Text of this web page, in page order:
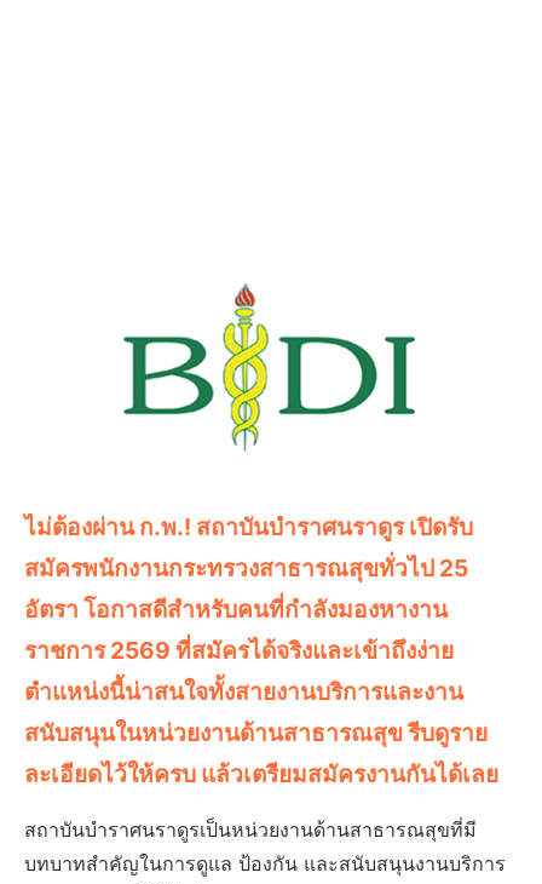
ไม่ต้องผ่าน ก.พ.! สถาบันบำราศนราดูร เปิดรับ
สมัครพนักงานกระทรวงสาธารณสุขทั่วไป 25
อัตรา โอกาสดีสำหรับคนที่กำลังมองหางาน
ราชการ 2569 ที่สมัครได้จริงและเข้าถึงง่าย
ตำแหน่งนี้น่าสนใจทั้งสายงานบริการและงาน
สนับสนุนในหน่วยงานด้านสาธารณสุข รีบดูราย
ละเอียดไว้ให้ครบ แล้วเตรียมสมัครงานกันได้เลย
สถาบันบำราศนราดูรเป็นหน่วยงานด้านสาธารณสุขที่มี
บทบาทสำคัญในการดูแล ป้องกัน และสนับสนุนงานบริการ